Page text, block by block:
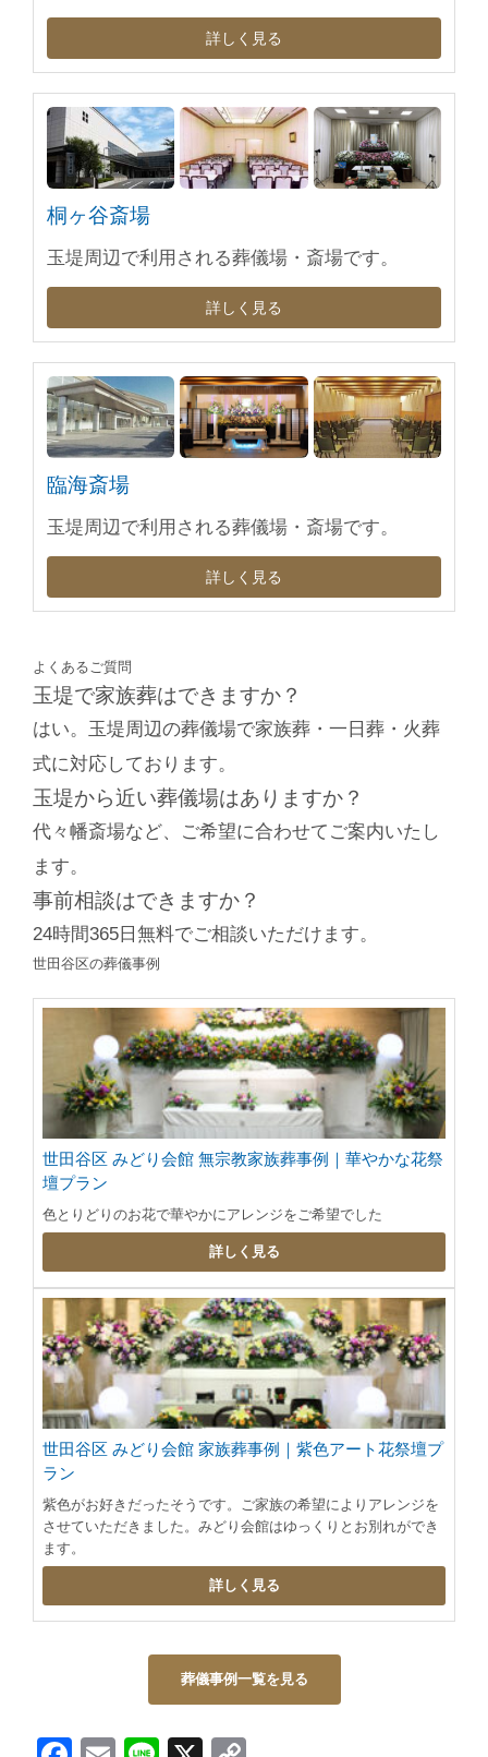
詳しく見る
桐ヶ谷斎場
玉堤周辺で利用される葬儀場・斎場です。
詳しく見る
臨海斎場
玉堤周辺で利用される葬儀場・斎場です。
詳しく見る
よくあるご質問
玉堤で家族葬はできますか？
はい。玉堤周辺の葬儀場で家族葬・一日葬・火葬
式に対応しております。
玉堤から近い葬儀場はありますか？
代々幡斎場など、ご希望に合わせてご案内いたし
ます。
事前相談はできますか？
24時間365日無料でご相談いただけます。
世田谷区の葬儀事例
世田谷区 みどり会館 無宗教家族葬事例｜華やかな花祭
壇プラン
色とりどりのお花で華やかにアレンジをご希望でした
詳しく見る
世田谷区 みどり会館 家族葬事例｜紫色アート花祭壇プ
ラン
紫色がお好きだったそうです。ご家族の希望によりアレンジを
させていただきました。みどり会館はゆっくりとお別れができ
ます。
詳しく見る
葬儀事例一覧を見る